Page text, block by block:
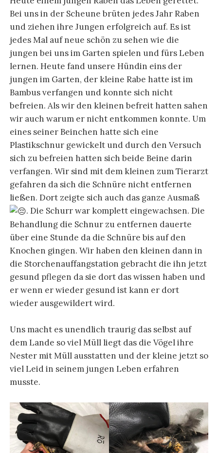
Bei uns in der Scheune brüten jedes Jahr Raben
und ziehen ihre Jungen erfolgreich auf. Es ist
jedes Mal auf neue schön zu sehen wie die
jungen bei uns im Garten spielen und fürs Leben
lernen. Heute fand unsere Hündin eins der
jungen im Garten, der kleine Rabe hatte ist im
Bambus verfangen und konnte sich nicht
befreien. Als wir den kleinen befreit hatten sahen
wir auch warum er nicht entkommen konnte. Um
eines seiner Beinchen hatte sich eine
Plastikschnur gewickelt und durch den Versuch
sich zu befreien hatten sich beide Beine darin
verfangen. Wir sind mit dem kleinen zum Tierarzt
gefahren da sich die Schnüre nicht entfernen
ließen. Dort zeigte sich auch das ganze Ausmaß
. Die Schurr war komplett eingewachsen. Die
Behandlung die Schnur zu entfernen dauerte
über eine Stunde da die Schnüre bis auf den
Knochen gingen. Wir haben den kleinen dann in
die Storchenauffangstation gebracht die ihn jetzt
gesund pflegen da sie dort das wissen haben und
er wenn er wieder gesund ist kann er dort
wieder ausgewildert wird.
Uns macht es unendlich traurig das selbst auf
dem Lande so viel Müll liegt das die Vögel ihre
Nester mit Müll ausstatten und der kleine jetzt so
viel Leid in seinem jungen Leben erfahren
musste.